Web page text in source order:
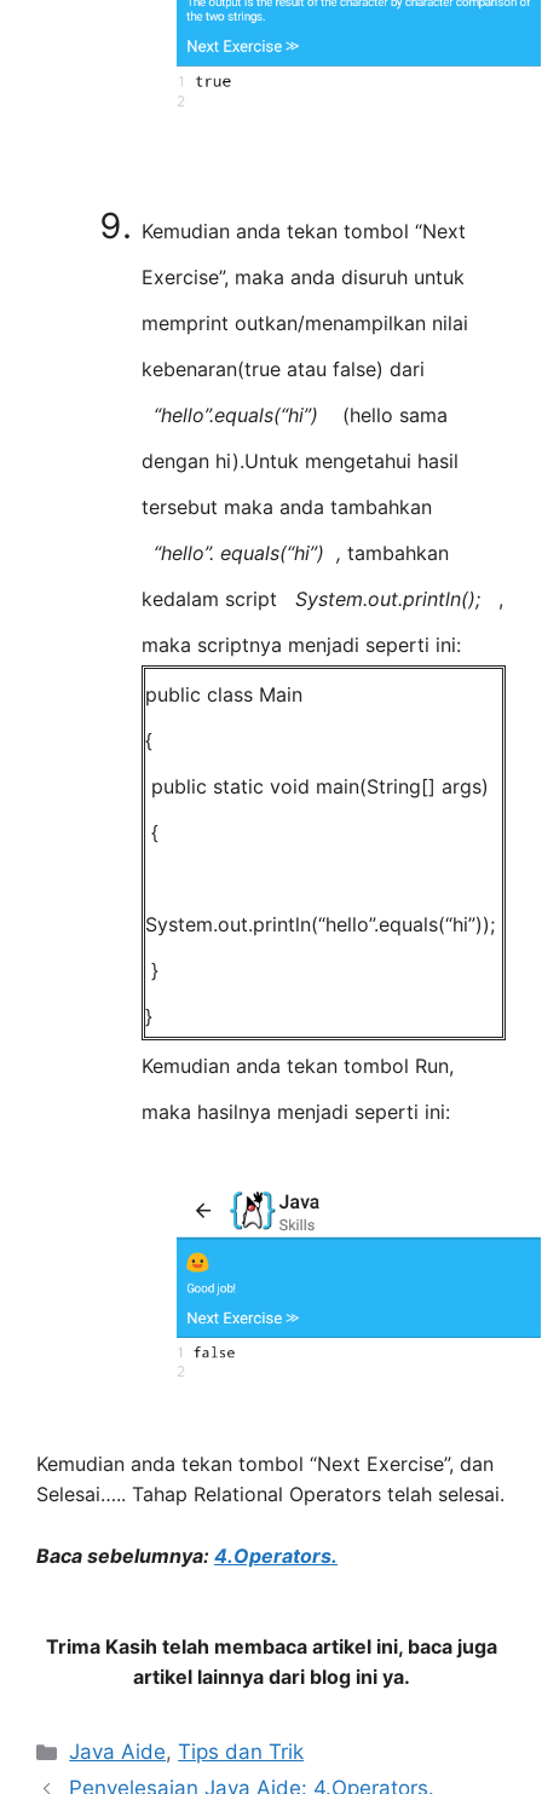
Kemudian anda tekan tombol “Next
Exercise”, maka anda disuruh untuk
memprint outkan/menampilkan nilai
kebenaran(true atau false) dari
“hello”.equals(“hi”)
(hello sama
dengan hi).Untuk mengetahui hasil
tersebut maka anda tambahkan
“hello”. equals(“hi”) , tambahkan
kedalam script System.out.println(); ,
maka scriptnya menjadi seperti ini:
public class Main
{
public static void main(String[] args)
{
System.out.println(“hello”.equals(“hi”));
}
}
Kemudian anda tekan tombol Run,
maka hasilnya menjadi seperti ini:
Kemudian anda tekan tombol “Next Exercise”, dan
Selesai….. Tahap Relational Operators telah selesai.
Baca sebelumnya: 4.Operators.
Trima Kasih telah membaca artikel ini, baca juga
artikel lainnya dari blog ini ya.
Categories
Java Aide,Tips dan Trik
Penyelesaian Java Aide: 4.Operators.